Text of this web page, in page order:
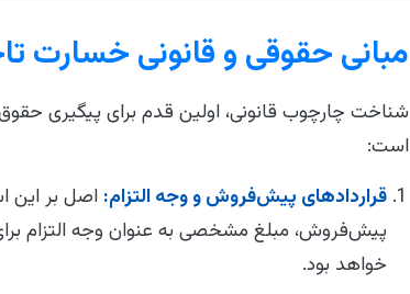
مبانی حقوقی و قانونی خسارت
شناخت چارچوب قانونی، اولین قدم برای پیگیری
است:
قراردادهای پیش‌فروش و وجه التزام: اصل بر این
پیش‌فروش، مبلغ مشخصی به عنوان وجه التزام
خواهد بود.